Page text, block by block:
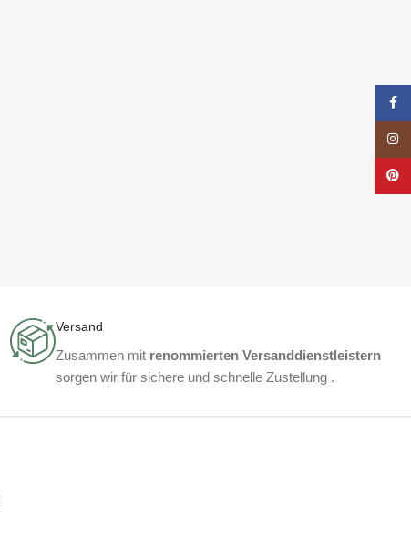
Versand
Zusammen mit renommierten Versanddienstleistern
sorgen wir für sichere und schnelle Zustellung .